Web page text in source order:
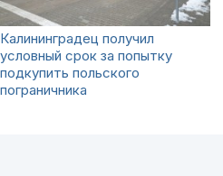
Калининградец получил
условный срок за попытку
подкупить польского
пограничника